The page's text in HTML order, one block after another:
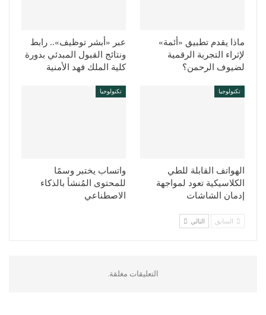
ماذا يقدم تطبيق «أئمة»
لإثراء التجربة الرقمية
لضيوف الرحمن؟
عبر «أبشر توظيف».. رابط
ونتائج القبول المبدئي بدورة
كلية الملك فهد الأمنية
تكنولوجيا
الهواتف القابلة للطي
الكلاسيكية تعود لمواجهة
إدمان الشاشات
تكنولوجيا
واتساب يختبر وسمًا
للمحتوى المُنشأ بالذكاء
الاصطناعي
السابق التالي
التعليقات مغلقة.